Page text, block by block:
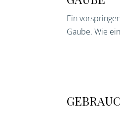
Ein
Gaube. Wie